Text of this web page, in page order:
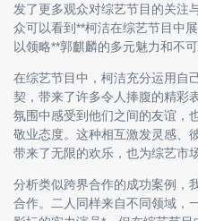
发了更多观众对综艺节目的关注
众可以看到**柯洁在综艺节目中
以领略**郭麒麟的多元魅力和不可
在综艺节目中，柯洁充分运用自
契，带来了许多令人捧腹的精彩
氛围中感受到他们之间的友谊，
敬业态度。这种相互激发灵感、
带来了无限的欢乐，也为综艺市
分析类似跨界合作的成功案例，
合作。二人同样来自不同领域，